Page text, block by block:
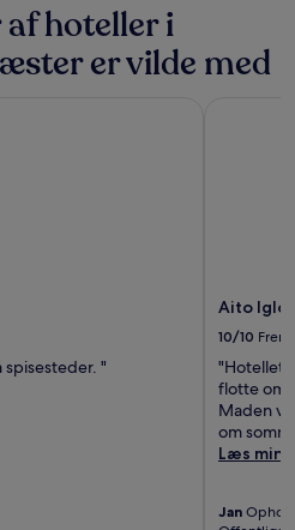
af hoteller i
er vilde med
"
Aito
10/10
"Hotellet
flotte
Maden
om
Læs
Jan